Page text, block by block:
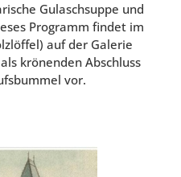
Gulaschsuppe und
Programm findet im
auf der Galerie
krönenden Abschluss
vor.